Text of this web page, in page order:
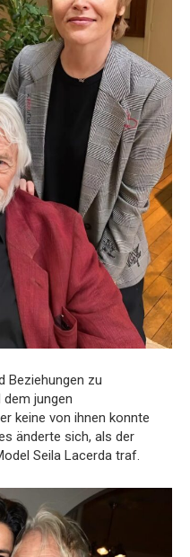
Beziehungen zu
dem jungen
keine von ihnen konnte
änderte sich, als der
Seila Lacerda traf.